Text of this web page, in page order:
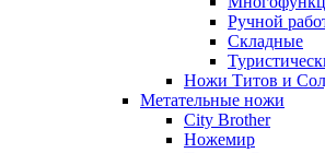
Ручной
Складные
Ножи Титов и
Метательные ножи
City Brother
Ножемир